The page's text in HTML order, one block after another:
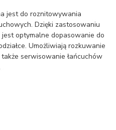
jest do roznitowywania
Dzięki zastosowaniu
optymalne dopasowanie do
Umożliwiają rozkuwanie
serwisowanie łańcuchów